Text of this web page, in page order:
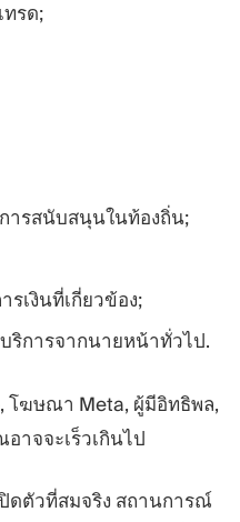
ทรด;
ารสนับสนุนในท้องถิ่น;
เงินที่เกี่ยวข้อง;
ริการจากนายหน้าทั่วไป.
โฆษณา Meta, ผู้มีอิทธิพล,
าจจะเร็วเกินไป
ดตัวที่สมจริง สถานการณ์